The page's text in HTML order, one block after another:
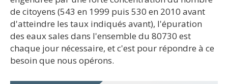
de citoyens (543 en 1999 puis 530 en 2010 avant
d'atteindre les taux indiqués avant), l'épuration
des eaux sales dans l'ensemble du 80730 est
chaque jour nécessaire, et c'est pour répondre à ce
besoin que nous opérons.